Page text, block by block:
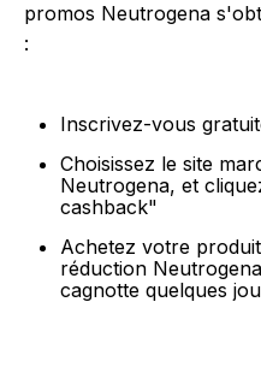
promos Neutrogena
:
Inscrivez-vous
Choisissez le site
Neutrogena, et
cashback"
Achetez votre
réduction
cagnotte quelques